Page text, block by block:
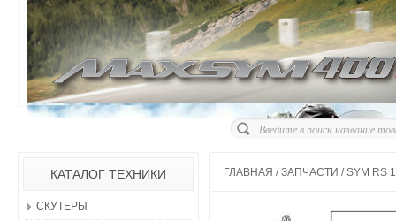
КАТАЛОГ ТЕХНИКИ
СКУТЕРЫ
ГЛАВНАЯ / ЗАПЧАСТИ / SYM RS